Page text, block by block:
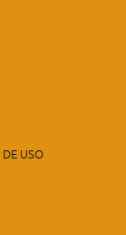
USO